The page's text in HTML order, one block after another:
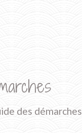
des démarches